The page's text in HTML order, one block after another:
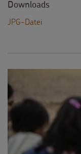
Downloads
JPG-Datei